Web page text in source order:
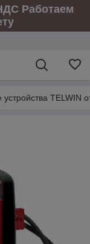
Работаем
TELWIN